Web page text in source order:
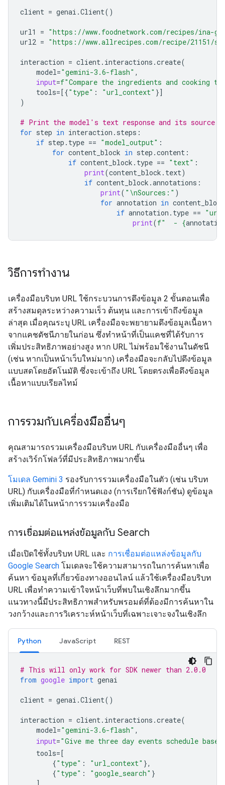
client = genai .Client()
url1 = "https://www.foodnetwork.com/recipes/ina-
url2 = "https://www.allrecipes.com/recipe/21151/
interaction = client. interactions .create(
model="gemini-3.6-flash" ,
input=f"Compare the ingredients and cooking
tools=[{"type" : "url_context" }]
)
# Print the model's text response and its source
for step in interaction . steps :
if step . type == "model_output" :
for content_block in step .content :
if content_block . type == "text" :
print(content_block . text)
if content_block .annotations :
print( " \nSources:" )
for annotation in content_block
if annotation . type ==
print(f"  - {
วิธีการทำงาน
เครื่องมือบริบท URL ใช้กระบวนการดึงข้อมูล 2 ขั้นตอนเพื่อ
สร้างสมดุลระหว่างความเร็ว ต้นทุน และการเข้าถึงข้อมูล
ล่าสุด เมื่อคุณระบุ URL เครื่องมือจะพยายามดึงข้อมูลเนื้อหา
จากแคชดัชนีภายในก่อน ซึ่งทำหน้าที่เป็นแคชที่ได้รับการ
เพิ่มประสิทธิภาพอย่างสูง หาก URL ไม่พร้อมใช้งานในดัชนี
(เช่น หากเป็นหน้าเว็บใหม่มาก) เครื่องมือจะกลับไปดึงข้อมูล
แบบสดโดยอัตโนมัติ ซึ่งจะเข้าถึง URL โดยตรงเพื่อดึงข้อมูล
เนื้อหาแบบเรียลไทม์
การรวมกับเครื่องมืออื่นๆ
คุณสามารถรวมเครื่องมือบริบท URL กับเครื่องมืออื่นๆ เพื่อ
สร้างเวิร์กโฟลว์ที่มีประสิทธิภาพมากขึ้น
โมเดล Gemini 3 รองรับการรวมเครื่องมือในตัว (เช่น บริบท
URL) กับเครื่องมือที่กำหนดเอง (การเรียกใช้ฟังก์ชัน) ดูข้อมูล
เพิ่มเติมได้ในหน้าการรวมเครื่องมือ
การเชื่อมต่อแหล่งข้อมูลกับ Search
เมื่อเปิดใช้ทั้งบริบท URL และ การเชื่อมต่อแหล่งข้อมูลกับ
Google Search โมเดลจะใช้ความสามารถในการค้นหาเพื่อ
ค้นหา ข้อมูลที่เกี่ยวข้องทางออนไลน์ แล้วใช้เครื่องมือบริบท
URL เพื่อทำความเข้าใจหน้าเว็บที่พบในเชิงลึกมากขึ้น
แนวทางนี้มีประสิทธิภาพสำหรับพรอมต์ที่ต้องมีการค้นหาใน
วงกว้างและการวิเคราะห์หน้าเว็บที่เฉพาะเจาะจงในเชิงลึก
Python JavaScript REST
# This will only work for SDK newer than 2.0.0
from google import genai
client = genai .Client()
interaction = client. interactions .create(
model="gemini-3.6-flash" ,
input="Give me three day events schedule
tools=[
{"type" : "url_context" },
{"type" : "google_search" }